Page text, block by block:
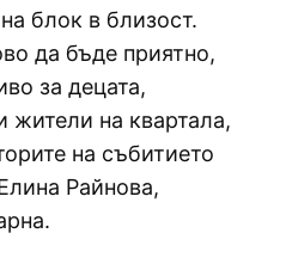
блок в близост.
да бъде приятно,
за децата,
жители на квартала,
на събитието
Райнова,